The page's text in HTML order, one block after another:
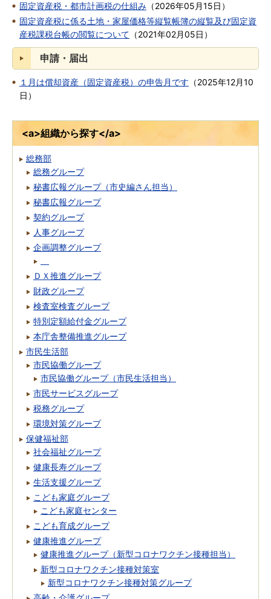
固定資産税・都市計画税の仕組み （2026年05月15日 ）
固定資産税に係る土地・家屋価格等縦覧帳簿の縦覧及び固定資
産税課税台帳の閲覧について （2021年02月05日 ）
申請・届出
１月は償却資産（固定資産税）の申告月です （2025年12月10
日 ）
<a>組織から探す</a>
総務部
総務グループ
秘書広報グループ（市史編さん担当）
秘書広報グループ
契約グループ
人事グループ
企画調整グループ
ＤＸ推進グループ
財政グループ
検査室検査グループ
特別定額給付金グループ
本庁舎整備推進グループ
市民生活部
市民協働グループ
市民協働グループ（市民生活担当）
市民サービスグループ
税務グループ
環境対策グループ
保健福祉部
社会福祉グループ
健康長寿グループ
生活支援グループ
こども家庭グループ
こども家庭センター
こども育成グループ
健康推進グループ
健康推進グループ（新型コロナワクチン接種担当）
新型コロナワクチン接種対策室
新型コロナワクチン接種対策グループ